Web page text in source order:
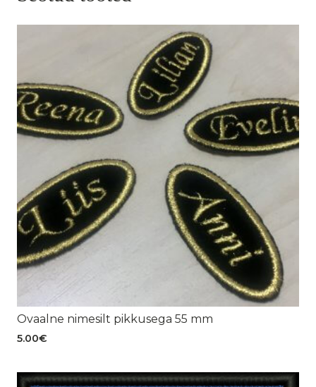
Ovaalne nimesilt pikkusega 55 mm
5.00€